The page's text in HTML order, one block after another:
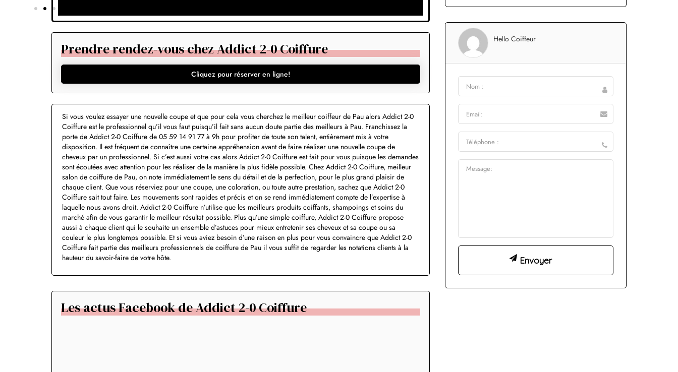
Prendre rendez-vous chez Addict 2-0 Coiffure
Cliquez pour réserver en ligne!
Si vous voulez essayer une nouvelle coupe et que pour cela vous cherchez le meilleur coiffeur de Pau alors Addict 2-0
Coiffure est le professionnel qu’il vous faut puisqu’il fait sans aucun doute partie des meilleurs à Pau. Franchissez la
porte de Addict 2-0 Coiffure de 05 59 14 91 77 à 9h pour profiter de toute son talent, entièrement mis à votre
disposition. Il est fréquent de connaître une certaine appréhension avant de faire réaliser une nouvelle coupe de
cheveux par un professionnel. Si c’est aussi votre cas alors Addict 2-0 Coiffure est fait pour vous puisque les demandes
sont écoutées avec attention pour les réaliser de la manière la plus fidèle possible. Chez Addict 2-0 Coiffure, meilleur
salon de coiffure de Pau, on note immédiatement le sens du détail et de la perfection, pour le plus grand plaisir de
chaque client. Que vous réserviez pour une coupe, une coloration, ou toute autre prestation, sachez que Addict 2-0
Coiffure sait tout faire. Les mouvements sont rapides et précis et on se rend immédiatement compte de l’expertise à
laquelle nous avons droit. Addict 2-0 Coiffure n’utilise que les meilleurs produits coiffants, shampoings et soins du
marché afin de vous garantir le meilleur résultat possible. Plus qu’une simple coiffure, Addict 2-0 Coiffure propose
aussi à chaque client qui le souhaite un ensemble d’astuces pour mieux entretenir ses cheveux et sa coupe ou sa
couleur le plus longtemps possible. Et si vous aviez besoin d’une raison en plus pour vous convaincre que Addict 2-0
Coiffure fait partie des meilleurs professionnels de coiffure de Pau il vous suffit de regarder les notations clients à la
hauteur du savoir-faire de votre hôte.
Les actus Facebook de Addict 2-0 Coiffure
Hello Coiffeur